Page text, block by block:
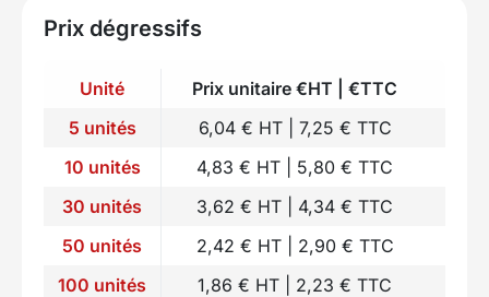
Prix dégressifs
Unité
Prix unitaire €HT | €TTC
5 unités
6,04 € HT | 7,25 € TTC
10 unités
4,83 € HT | 5,80 € TTC
30 unités
3,62 € HT | 4,34 € TTC
50 unités
2,42 € HT | 2,90 € TTC
100 unités
1,86 € HT | 2,23 € TTC